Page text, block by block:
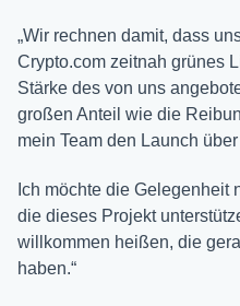
„Wir rechnen damit, dass
Crypto.com zeitnah grünes
Stärke des von uns
großen Anteil wie die
mein Team den Launch
Ich möchte die Gelegenheit
die dieses Projekt
willkommen heißen, die
haben.“